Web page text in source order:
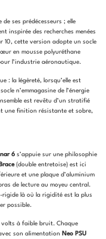
ses prédécesseurs ; elle
inspirée des recherches menées
10, cette version adopte un socle
en mousse polyuréthane
l’industrie aéronautique.
: la légèreté, lorsqu’elle est
n’emmagasine de l’énergie
est revêtu d’un stratifié
une finition résistante et sobre,
6 s’appuie sur une philosophie
(double entretoise) est ici
et une plaque d’aluminium
de lecture au moyeu central.
là où la rigidité est la plus
possible.
volts à faible bruit. Chaque
son alimentation Neo PSU